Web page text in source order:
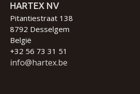
HARTEX NV
Pitantiestraat 138
8792 Desselgem
België
+32 56 73 31 51
info@hartex.be